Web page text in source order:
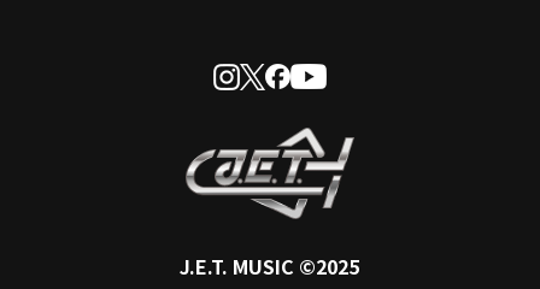
J.E.T. MUSIC ©2025